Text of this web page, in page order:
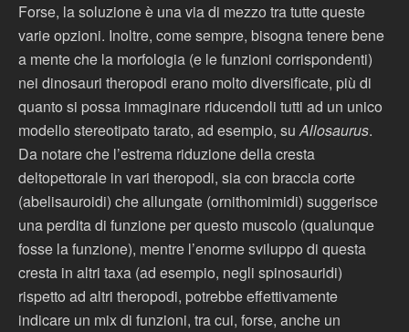
Forse, la soluzione è una via di mezzo tra tutte queste
varie opzioni. Inoltre, come sempre, bisogna tenere bene
a mente che la morfologia (e le funzioni corrispondenti)
nei dinosauri theropodi erano molto diversificate, più di
quanto si possa immaginare riducendoli tutti ad un unico
modello stereotipato tarato, ad esempio, su Allosaurus.
Da notare che l’estrema riduzione della cresta
deltopettorale in vari theropodi, sia con braccia corte
(abelisauroidi) che allungate (ornithomimidi) suggerisce
una perdita di funzione per questo muscolo (qualunque
fosse la funzione), mentre l’enorme sviluppo di questa
cresta in altri taxa (ad esempio, negli spinosauridi)
rispetto ad altri theropodi, potrebbe effettivamente
indicare un mix di funzioni, tra cui, forse, anche un